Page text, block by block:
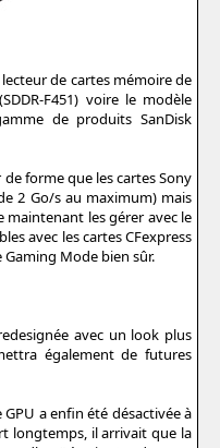
de cartes mémoire de
F451) voire le modèle
de produits SanDisk
forme que les cartes Sony
2 Go/s au maximum) mais
maintenant les gérer avec le
avec les cartes CFexpress
Mode bien sûr.
avec un look plus
également de futures
a enfin été désactivée à
longtemps, il arrivait que la